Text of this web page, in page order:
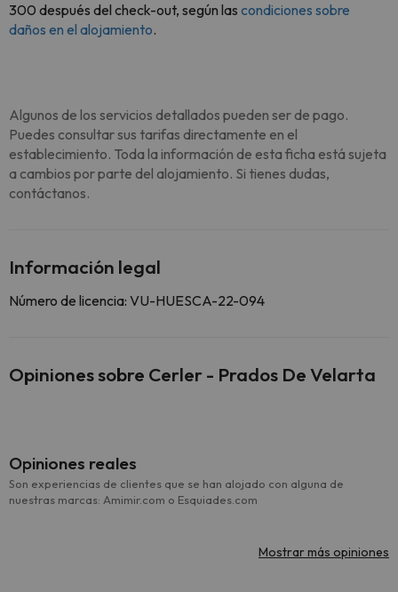
300 después del check-out, según las condiciones sobre
daños en el alojamiento.
Algunos de los servicios detallados pueden ser de pago.
Puedes consultar sus tarifas directamente en el
establecimiento. Toda la información de esta ficha está sujeta
a cambios por parte del alojamiento. Si tienes dudas,
contáctanos.
Información legal
Número de licencia: VU-HUESCA-22-094
Opiniones sobre Cerler - Prados De Velarta
Opiniones reales
Son experiencias de clientes que se han alojado con alguna de
nuestras marcas: Amimir.com o Esquiades.com
Mostrar más opiniones